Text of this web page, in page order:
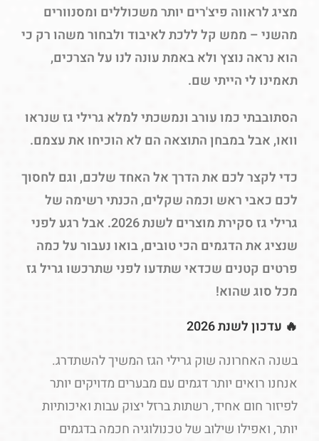
מציג לראווה פיצ'רים יותר משכוללים ומסנוורים
מהשני – ממש קל ללכת לאיבוד ולבחור משהו רק כי
הוא נראה נוצץ ולא באמת עונה לנו על הצרכים,
תאמינו לי הייתי שם.
הסתובבתי כמו עורב ונמשכתי למלא גרילי גז שנראו
וואו, אבל במבחן התוצאה הם לא הוכיחו את עצמם.
כדי לקצר לכם את הדרך אל האחד שלכם, וגם לחסוך
לכם כאבי ראש וכמה שקלים, הכנתי רשימה של
גרילי גז סקירת מוצרים לשנת 2026. אבל רגע לפני
שנציג את הדגמים הכי טובים, בואו נעבור על כמה
פרטים קטנים שכדאי שתדעו לפני שתרכשו גריל גז
מכל סוג שהוא!
🔥 עדכון לשנת 2026
בשנה האחרונה שוק גרילי הגז המשיך להשתדרג.
אנחנו רואים יותר דגמים עם מבערים מדויקים יותר
לפיזור חום אחיד, רשתות ברזל יצוק עבות ואיכותיות
יותר, ואפילו שילוב של טכנולוגיה חכמה בדגמים